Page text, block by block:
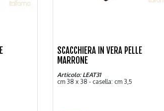
SCACCHIERA IN VERA PELLE
MARRONE
Articolo: LEAT31
cm 38 x 38 - casella: cm 3,5